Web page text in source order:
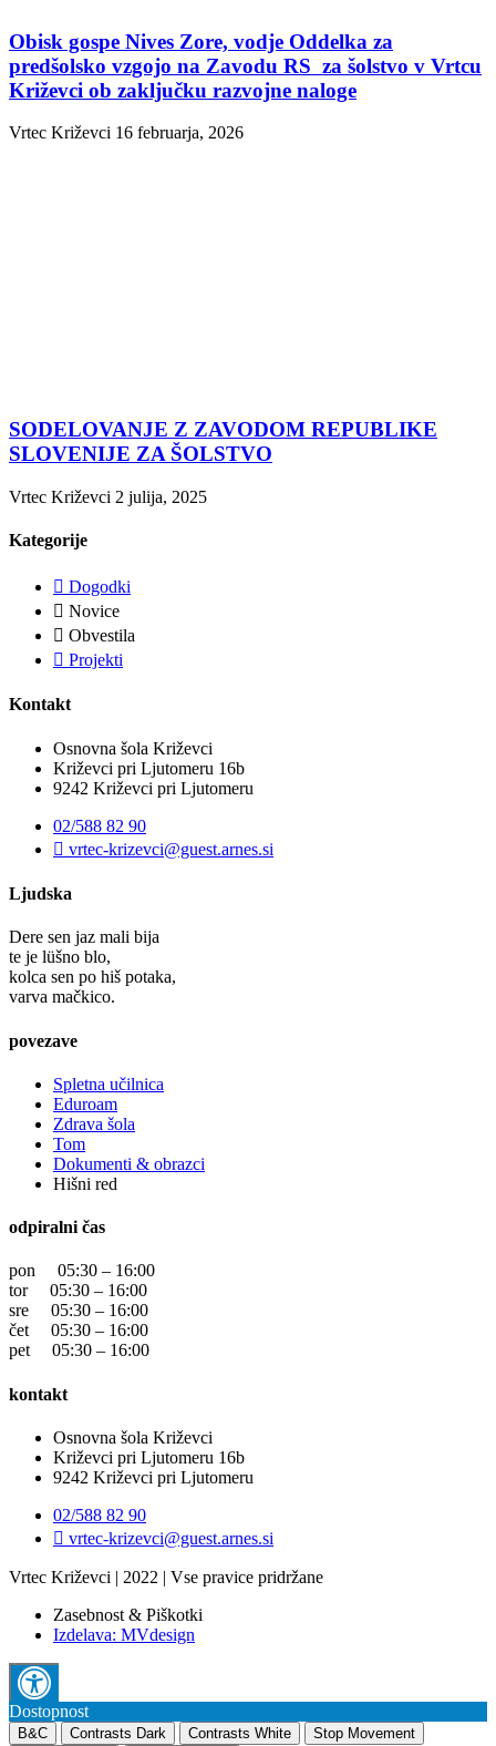
Obisk gospe Nives Zore, vodje Oddelka za
predšolsko vzgojo na Zavodu RS za šolstvo v Vrtcu
Križevci ob zaključku razvojne naloge
Vrtec Križevci 16 februarja, 2026
SODELOVANJE Z ZAVODOM REPUBLIKE
SLOVENIJE ZA ŠOLSTVO
Vrtec Križevci 2 julija, 2025
Kategorije
Dogodki
Novice
Obvestila
Projekti
Kontakt
Osnovna šola Križevci
Križevci pri Ljutomeru 16b
9242 Križevci pri Ljutomeru
02/588 82 90
vrtec-krizevci@guest.arnes.si
Ljudska
Dere sen jaz mali bija
te je lüšno blo,
kolca sen po hiš potaka,
varva mačkico.
povezave
Spletna učilnica
Eduroam
Zdrava šola
Tom
Dokumenti & obrazci
Hišni red
odpiralni čas
pon 05:30 – 16:00
tor 05:30 – 16:00
sre 05:30 – 16:00
čet 05:30 – 16:00
pet 05:30 – 16:00
kontakt
Osnovna šola Križevci
Križevci pri Ljutomeru 16b
9242 Križevci pri Ljutomeru
02/588 82 90
vrtec-krizevci@guest.arnes.si
Vrtec Križevci | 2022 | Vse pravice pridržane
Zasebnost & Piškotki
Izdelava: MVdesign
Dostopnost
B&C Contrasts Dark Contrasts White
Stop Movement